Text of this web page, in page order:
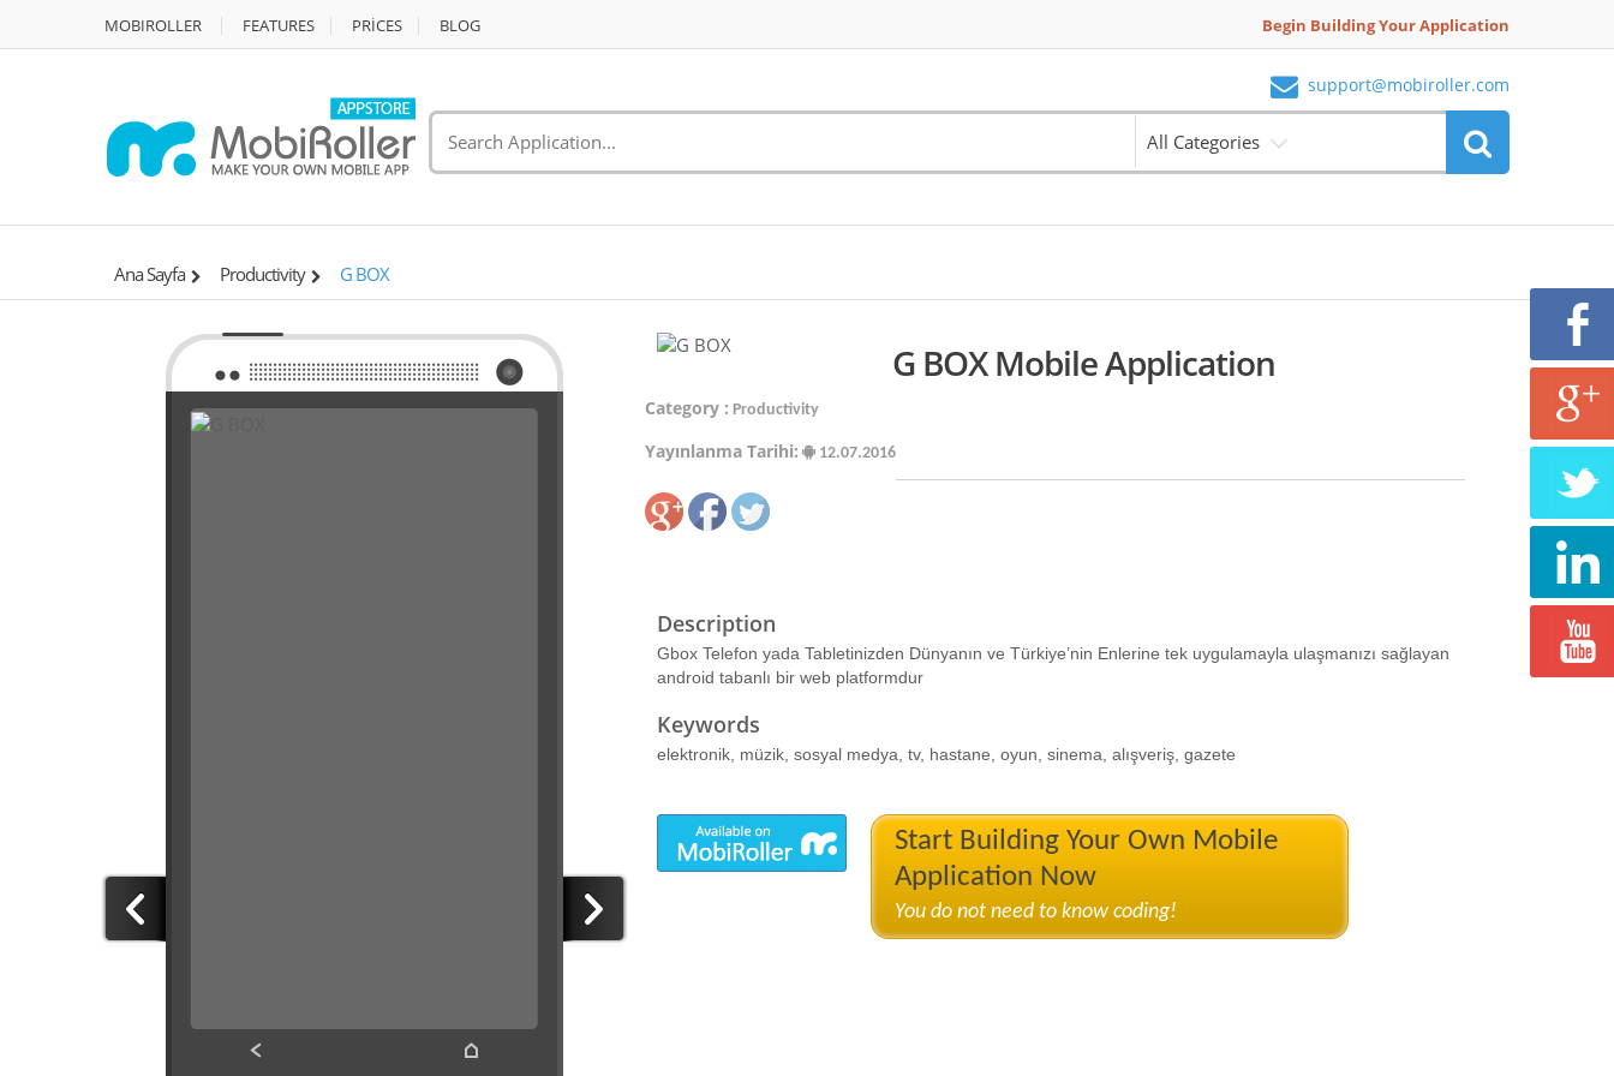
MOBIROLLER FEATURES PRİCES BLOG Begin Building Your Application
support@mobiroller.com
All Categories
Ana Sayfa Productivity G BOX
G BOX Mobile Application
Category : Productivity
Yayınlanma Tarihi: 12.07.2016
Description
Gbox Telefon yada Tabletinizden Dünyanın ve Türkiye’nin Enlerine tek uygulamayla ulaşmanızı sağlayan
android tabanlı bir web platformdur
Keywords
elektronik, müzik, sosyal medya, tv, hastane, oyun, sinema, alışveriş, gazete
Start Building Your Own Mobile
Application Now
You do not need to know coding!